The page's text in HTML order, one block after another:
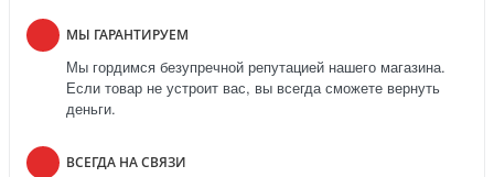
МЫ ГАРАНТИРУЕМ
Мы гордимся безупречной репутацией нашего магазина.
Если товар не устроит вас, вы всегда сможете вернуть
деньги.
ВСЕГДА НА СВЯЗИ